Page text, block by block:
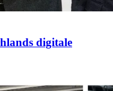
digitale